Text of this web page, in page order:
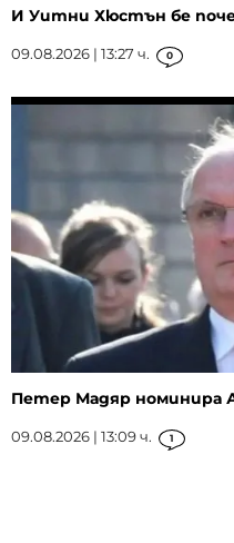
И Уитни Хюстън бе
09.08.2026 | 13:27 ч. 0
Петер Мадяр номинира
09.08.2026 | 13:09 ч. 1